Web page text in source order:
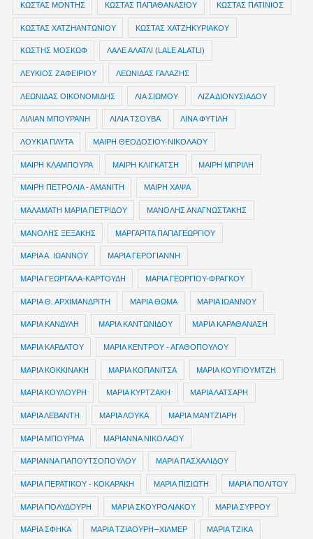
ΚΩΣΤΑΣ ΜΟΝΤΗΣ ΚΩΣΤΑΣ ΠΑΠΑΘΑΝΑΣΙΟΥ ΚΩΣΤΑΣ ΠΑΤΙΝΙΟΣ
ΚΩΣΤΑΣ ΧΑΤΖΗΑΝΤΩΝΙΟΥ ΚΩΣΤΑΣ ΧΑΤΖΗΚΥΡΙΑΚΟΥ
ΚΩΣΤΗΣ ΜΟΣΚΩΦ ΛΑΛΕ ΑΛΑΤΛΙ (LALE ALATLI)
ΛΕΥΚΙΟΣ ΖΑΦΕΙΡΙΟΥ ΛΕΩΝΙΔΑΣ ΓΑΛΑΖΗΣ
ΛΕΩΝΙΔΑΣ ΟΙΚΟΝΟΜΙΔΗΣ ΛΙΑ ΣΙΩΜΟΥ ΛΙΖΑ ΔΙΟΝΥΣΙΑΔΟΥ
ΛΙΛΙΑΝ ΜΠΟΥΡΑΝΗ ΛΙΛΙΑ ΤΣΟΥΒΑ ΛΙΝΑ ΦΥΤΙΛΗ
ΛΟΥΚΙΑ ΠΛΥΤΑ ΜΑΙΡΗ ΘΕΟΔΟΣΙΟΥ-ΝΙΚΟΛΑΟΥ
ΜΑΙΡΗ ΚΛΑΜΠΟΥΡΑ ΜΑΙΡΗ ΚΛΙΓΚΑΤΣΗ ΜΑΙΡΗ ΜΠΡΙΛΗ
ΜΑΙΡΗ ΠΕΤΡΟΛΙΑ - ΑΜΑΝΙΤΗ ΜΑΙΡΗ ΧΑΨΑ
ΜΑΛΑΜΑΤΗ ΜΑΡΙΑ ΠΕΤΡΙΔΟΥ ΜΑΝΟΛΗΣ ΑΝΑΓΝΩΣΤΑΚΗΣ
ΜΑΝΟΛΗΣ ΞΕΞΑΚΗΣ ΜΑΡΓΑΡΙΤΑ ΠΑΠΑΓΕΩΡΓΙΟΥ
ΜΑΡΙΑ Α. ΙΩΑΝΝΟΥ ΜΑΡΙΑ ΓΕΡΟΓΙΑΝΝΗ
ΜΑΡΙΑ ΓΕΩΡΓΑΛΑ-ΚΑΡΤΟΥΔΗ ΜΑΡΙΑ ΓΕΩΡΓΙΟΥ-ΦΡΑΓΚΟΥ
ΜΑΡΙΑ Θ. ΑΡΧΙΜΑΝΔΡΙΤΗ ΜΑΡΙΑ ΘΩΜΑ ΜΑΡΙΑ ΙΩΑΝΝΟΥ
ΜΑΡΙΑ ΚΑΝΔΥΛΗ ΜΑΡΙΑ ΚΑΝΤΩΝΙΔΟΥ ΜΑΡΙΑ ΚΑΡΑΘΑΝΑΣΗ
ΜΑΡΙΑ ΚΑΡΔΑΤΟΥ ΜΑΡΙΑ ΚΕΝΤΡΟΥ - ΑΓΑΘΟΠΟΥΛΟΥ
ΜΑΡΙΑ ΚΟΚΚΙΝΑΚΗ ΜΑΡΙΑ ΚΟΠΑΝΙΤΣΑ ΜΑΡΙΑ ΚΟΥΓΙΟΥΜΤΖΗ
ΜΑΡΙΑ ΚΟΥΛΟΥΡΗ ΜΑΡΙΑ ΚΥΡΤΖΑΚΗ ΜΑΡΙΑ ΛΑΤΣΑΡΗ
ΜΑΡΙΑ ΛΕΒΑΝΤΗ ΜΑΡΙΑ ΛΟΥΚΑ ΜΑΡΙΑ ΜΑΝΤΖΙΑΡΗ
ΜΑΡΙΑ ΜΠΟΥΡΜΑ ΜΑΡΙΑΝΝΑ ΝΙΚΟΛΑΟΥ
ΜΑΡΙΑΝΝΑ ΠΑΠΟΥΤΣΟΠΟΥΛΟΥ ΜΑΡΙΑ ΠΑΣΧΑΛΙΔΟΥ
ΜΑΡΙΑ ΠΕΡΑΤΙΚΟΥ - ΚΟΚΑΡΑΚΗ ΜΑΡΙΑ ΠΙΣΙΩΤΗ ΜΑΡΙΑ ΠΟΛΙΤΟΥ
ΜΑΡΙΑ ΠΟΛΥΔΟΥΡΗ ΜΑΡΙΑ ΣΚΟΥΡΟΛΙΑΚΟΥ ΜΑΡΙΑ ΣΥΡΡΟΥ
ΜΑΡΙΑ ΣΦΗΚΑ ΜΑΡΙΑ ΤΖΙΑΟΥΡΗ─ΧΙΛΜΕΡ ΜΑΡΙΑ ΤΖΙΚΑ